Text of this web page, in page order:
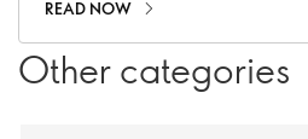
Especialista em Cuidados do
Charpentier, respondeu às
prementes sobre Novage+!
READ NOW
Other categories